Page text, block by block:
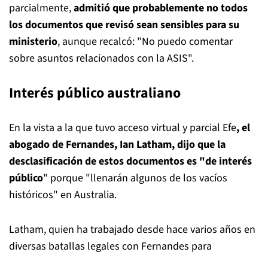
parcialmente,admitió que probablemente no todos
los documentos que revisó sean sensibles para su
ministerio, aunque recalcó: "No puedo comentar
sobre asuntos relacionados con la ASIS".
Interés público australiano
En la vista a la que tuvo acceso virtual y parcial Efe, el
abogado de Fernandes, Ian Latham, dijo que la
desclasificación de estos documentos es "de interés
público" porque "llenarán algunos de los vacíos
históricos" en Australia.
Latham, quien ha trabajado desde hace varios años en
diversas batallas legales con Fernandes para